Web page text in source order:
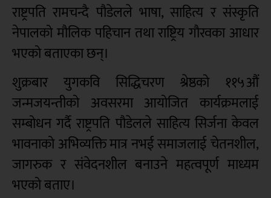
राष्ट्रपति रामचन्दै पौडेलले भाषा, साहित्य र संस्कृति
नेपालको मौलिक पहिचान तथा राष्ट्रिय गौरवका आधार
भएको बताएका छन्।
शुक्रबार युगकवि सिद्धिचरण श्रेष्ठको ११५औं
जन्मजयन्तीको अवसरमा आयोजित कार्यक्रमलाई
सम्बोधन गर्दै राष्ट्रपति पौडेलले साहित्य सिर्जना केवल
भावनाको अभिव्यक्ति मात्र नभई समाजलाई चेतनशील,
जागरुक र संवेदनशील बनाउने महत्वपूर्ण माध्यम
भएको बताए।